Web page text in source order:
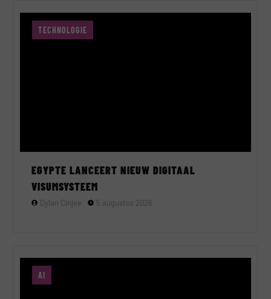
TECHNOLOGIE
EGYPTE LANCEERT NIEUW DIGITAAL
VISUMSYSTEEM
Dylan Cinjee 5 augustus 2026
AI